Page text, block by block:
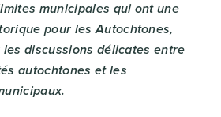
municipales qui ont une
pour les Autochtones,
discussions délicates entre
autochtones et les